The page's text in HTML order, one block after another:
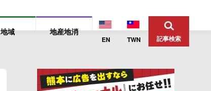
地域 地産地消
EN TWN 記事検索